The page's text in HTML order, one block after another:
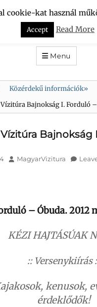
VÍZCSÖPPEK
KULTURÁLIS TURISZTIKAI és
SZÖVETSÉG
Menu
Közérdekű információk»
Bajnokság I. Forduló –
Bajnokság
Author
MagyarVizitura
– Óbuda. 2012
KÉZI HAJTÁSÚAK
:: Versenykiírás
kenusok,
érdeklődők!
cookie-kat használ
Accept Read More